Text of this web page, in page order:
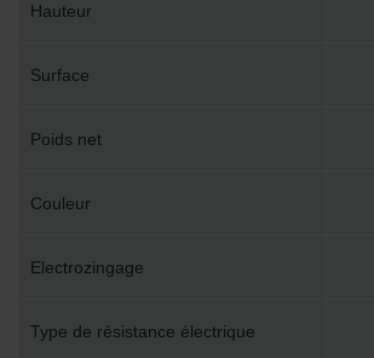
Hauteur
Surface
Poids net
Couleur
Electrozingage
Type de résistance électrique